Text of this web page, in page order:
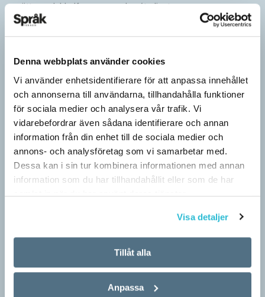
Denna webbplats använder cookies
Vi använder enhetsidentifierare för att anpassa innehållet
och annonserna till användarna, tillhandahålla funktioner
för sociala medier och analysera vår trafik. Vi
vidarebefordrar även sådana identifierare och annan
information från din enhet till de sociala medier och
annons- och analysföretag som vi samarbetar med.
Dessa kan i sin tur kombinera informationen med annan
information som du har tillhandahållit eller som de har
samlat in när du har använt deras tjänster.
Visa detaljer
Tillåt alla
Anpassa
ersätts av dubbel­former som les étudiantes…
Pronomen avslöjar vem som ska tala
Vid två års ålder har barn begränsad förståelse för